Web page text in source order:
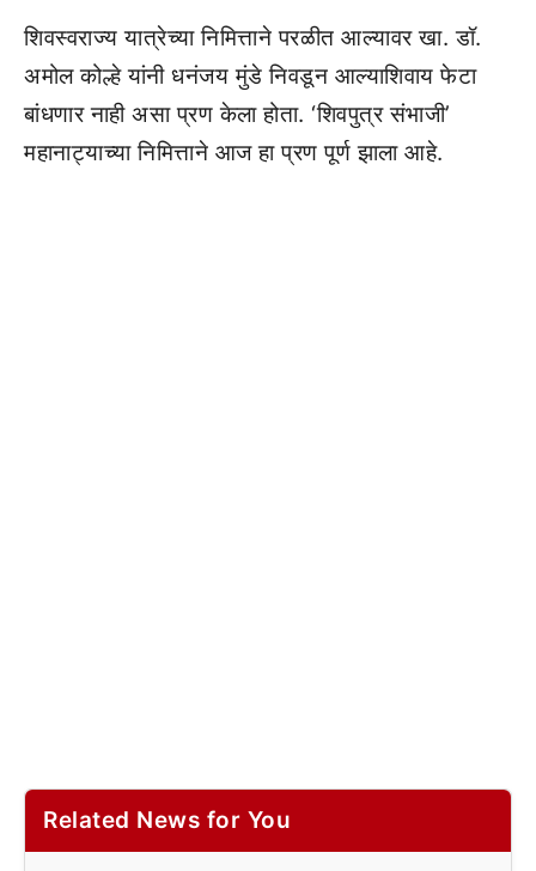
शिवस्वराज्य यात्रेच्या निमित्ताने परळीत आल्यावर खा. डॉ.
अमोल कोल्हे यांनी धनंजय मुंडे निवडून आल्याशिवाय फेटा
बांधणार नाही असा प्रण केला होता. ‘शिवपुत्र संभाजी’
महानाट्याच्या निमित्ताने आज हा प्रण पूर्ण झाला आहे.
Related News for You